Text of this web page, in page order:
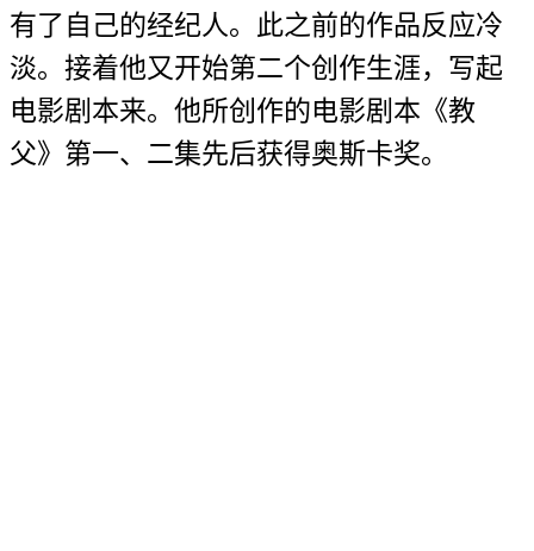
有了自己的经纪人。此之前的作品反应冷
淡。接着他又开始第二个创作生涯，写起
电影剧本来。他所创作的电影剧本《教
父》第一、二集先后获得奥斯卡奖。